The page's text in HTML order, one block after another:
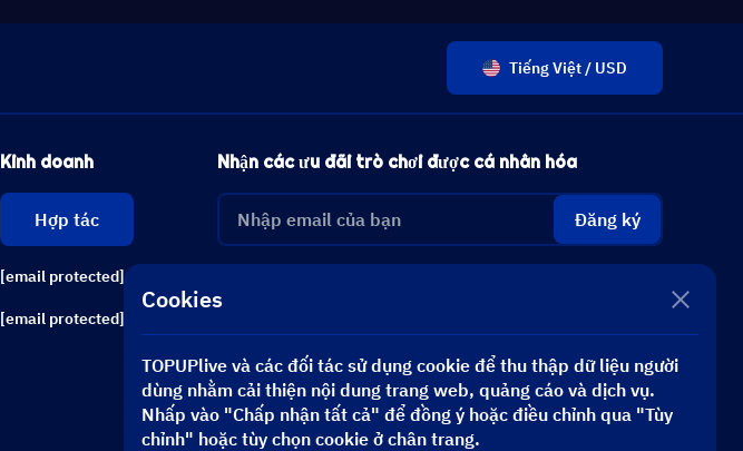
Tiếng Việt / USD
Kinh doanh
Hợp tác
[email protected]
[email protected]
Nhận các ưu đãi trò chơi được cá nhân hóa
Đăng ký
Cookies
TOPUPlive và các đối tác sử dụng cookie để thu thập dữ liệu người
dùng nhằm cải thiện nội dung trang web, quảng cáo và dịch vụ.
Nhấp vào "Chấp nhận tất cả" để đồng ý hoặc điều chỉnh qua "Tùy
chỉnh" hoặc tùy chọn cookie ở chân trang.